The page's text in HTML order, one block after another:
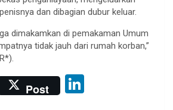
dan dibagian dubur keluar.
dimakamkan di pemakaman Umum
tidak jauh dari rumah korban,”
Post